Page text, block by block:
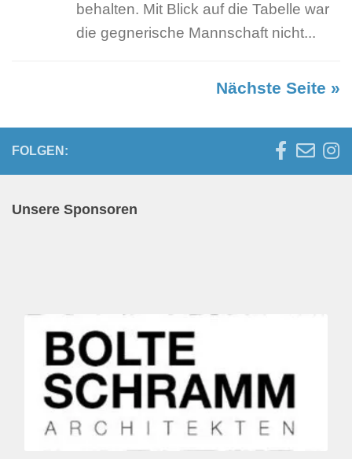
behalten. Mit Blick auf die Tabelle war
die gegnerische Mannschaft nicht...
Nächste Seite »
FOLGEN:
Unsere Sponsoren